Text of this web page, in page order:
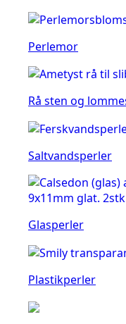
Perlemor
Rå sten og
Saltvandsperler
Glasperler
Plastikperler